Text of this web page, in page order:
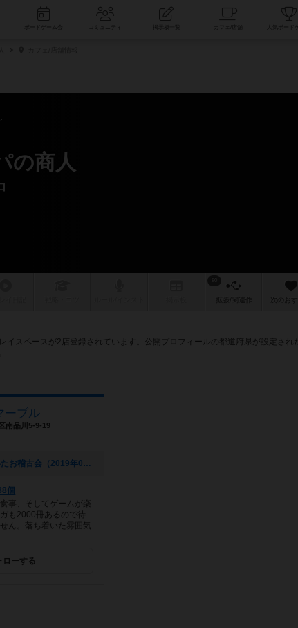
コミュニティ
の商人
作 次のおす
スペースが2店登録されています。公開プロフィールの都道府県が設定され
ーブル
南品川5-9-19
[NEW] マーブルでごいたお稽古会（2019年02月26日 15時46分）
個
事、そしてゲームが楽
も2000冊あるので待
ん。落ち着いた雰囲気
ローする